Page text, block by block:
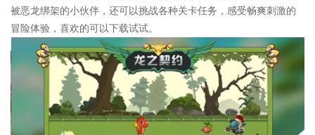
被恶龙绑架的小伙伴，还可以挑战各种关卡任务，感受畅爽刺激的
冒险体验，喜欢的可以下载试试。